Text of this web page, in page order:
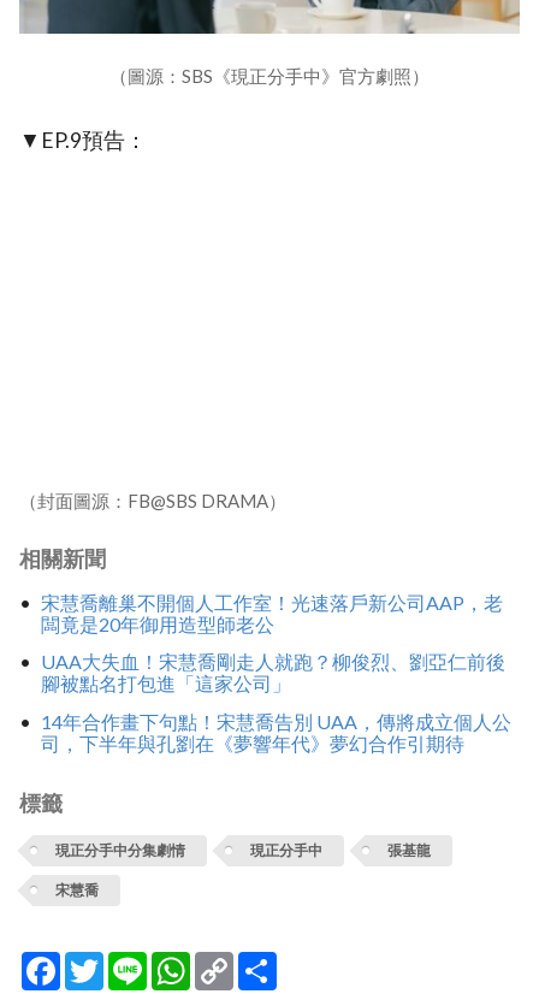
（圖源：SBS《現正分手中》官方劇照）
▼EP.9預告：
（封面圖源：FB@SBS DRAMA）
相關新聞
宋慧喬離巢不開個人工作室！光速落戶新公司AAP，老
闆竟是20年御用造型師老公
UAA大失血！宋慧喬剛走人就跑？柳俊烈、劉亞仁前後
腳被點名打包進「這家公司」
14年合作畫下句點！宋慧喬告別 UAA，傳將成立個人公
司，下半年與孔劉在《夢響年代》夢幻合作引期待
標籤
現正分手中分集劇情 現正分手中 張基龍
宋慧喬
Facebook
TwitterLine WhatsApp
Copy
Link